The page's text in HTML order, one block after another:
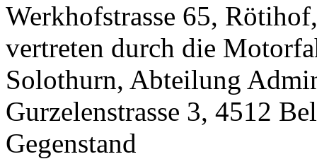
Werkhofstrasse 65,
vertreten durch die
Solothurn, Abteilung
Gurzelenstrasse 3, 4512
Gegenstand